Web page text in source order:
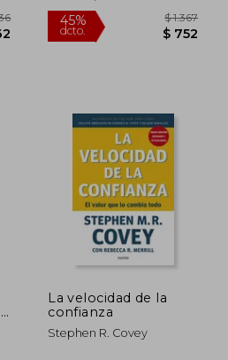
50%
dcto.
La velocidad de la
confianza
Stephen R. Covey